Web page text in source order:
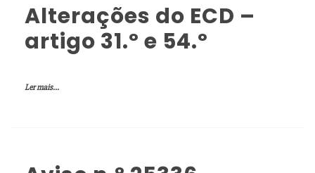
Alterações do ECD –
artigo 31.º e 54.º
Ler mais...